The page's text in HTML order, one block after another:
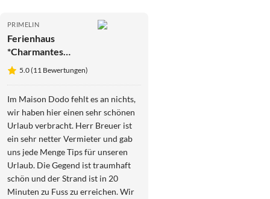
PRIMELIN
Ferienhaus
*Charmantes
Ferienhaus am
Meer "Maison
willkommen*
5.0 (11 Bewertungen)
Im Maison Dodo fehlt es an nichts,
wir haben hier einen sehr schönen
Urlaub verbracht. Herr Breuer ist
ein sehr netter Vermieter und gab
uns jede Menge Tips für unseren
Urlaub. Die Gegend ist traumhaft
schön und der Strand ist in 20
Minuten zu Fuss zu erreichen. Wir